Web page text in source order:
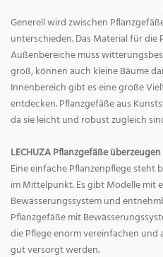
Generell wird zwischen
unterschieden. Das Material für die
Außenbereiche muss
groß, können auch kleine Bäume
Innenbereich gibt es eine große
entdecken. Pflanzgefäße aus
da sie leicht und robust zugleich
LECHUZA Pflanzgefäße
Eine einfache Pflanzenpflege steht
im Mittelpunkt. Es gibt Modelle mit
Bewässerungssystem und
Pflanzgefäße mit
die Pflege enorm vereinfachen
gut versorgt werden.